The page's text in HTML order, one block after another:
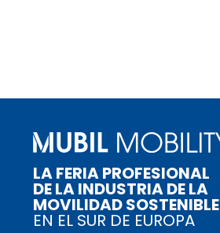
LA FERIA PROFESIONAL
DE LA INDUSTRIA DE LA
MOVILIDAD SOSTENIBLE
EN EL SUR DE EUROPA